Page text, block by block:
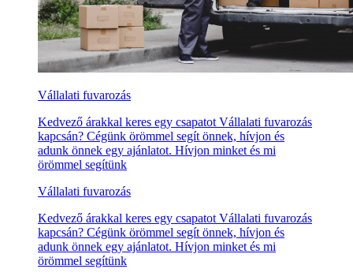
Vállalati fuvarozás
Kedvező árakkal keres egy csapatot Vállalati fuvarozás
kapcsán? Cégünk örömmel segít önnek, hívjon és
adunk önnek egy ajánlatot. Hívjon minket és mi
örömmel segítünk
Vállalati fuvarozás
Kedvező árakkal keres egy csapatot Vállalati fuvarozás
kapcsán? Cégünk örömmel segít önnek, hívjon és
adunk önnek egy ajánlatot. Hívjon minket és mi
örömmel segítünk